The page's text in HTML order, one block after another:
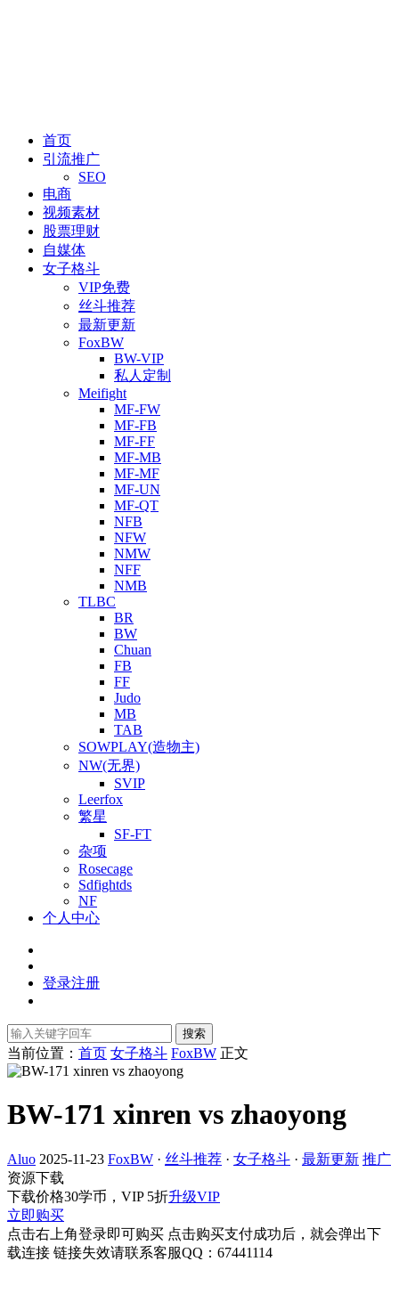
首页
引流推广
SEO
电商
视频素材
股票理财
自媒体
女子格斗
VIP免费
丝斗推荐
最新更新
FoxBW
BW-VIP
私人定制
Meifight
MF-FW
MF-FB
MF-FF
MF-MB
MF-MF
MF-UN
MF-QT
NFB
NFW
NMW
NFF
NMB
TLBC
BR
BW
Chuan
FB
FF
Judo
MB
TAB
SOWPLAY(造物主)
NW(无界)
SVIP
Leerfox
繁星
SF-FT
杂项
Rosecage
Sdfightds
NF
个人中心
登录注册
搜索
当前位置： 首页 女子格斗 FoxBW 正文
BW-171 xinren vs zhaoyong
Aluo 2025-11-23 FoxBW · 丝斗推荐 · 女子格斗 · 最新更新 推广
资源下载
下载价格30学币，VIP 5折升级VIP
立即购买
点击右上角登录即可购买 点击购买支付成功后，就会弹出下
载连接 链接失效请联系客服QQ：67441114